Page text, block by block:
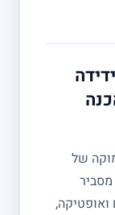
של
ואופטיקה,